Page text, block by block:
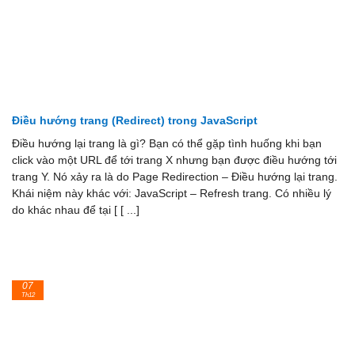
Điều hướng trang (Redirect) trong JavaScript
Điều hướng lại trang là gì? Bạn có thể gặp tình huống khi bạn
click vào một URL để tới trang X nhưng bạn được điều hướng tới
trang Y. Nó xảy ra là do Page Redirection – Điều hướng lại trang.
Khái niệm này khác với: JavaScript – Refresh trang. Có nhiều lý
do khác nhau để tại [ [ ...]
07
Th12